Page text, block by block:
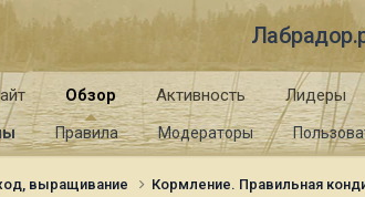
Обзор
Правила Модераторы
Активность Лидеры
выращивание Кормление. Правильная